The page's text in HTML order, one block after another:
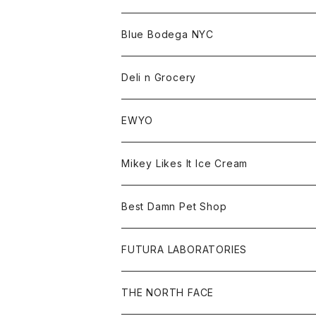
Beanie
Jacket
Pants
Tee
Cap
Beanie
Hoodie
Sweat
Jacket
All
Tee
Cap
Hat
Beanie
Bag
Sweat
Blue Bodega NYC
All
Tee
Goods
Bag
Deli n Grocery
All
Tee
S/S Tee
L/S Tee
Shirt
Cap
Goods
EWYO
All
Tee
Shirt
Mikey Likes It Ice Cream
Goods
Best Damn Pet Shop
All
Tee
FUTURA LABORATORIES
All
THE NORTH FACE